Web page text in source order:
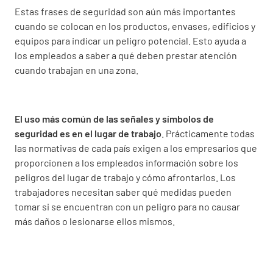
Estas frases de seguridad son aún más importantes
cuando se colocan en los productos, envases, edificios y
equipos para indicar un peligro potencial. Esto ayuda a
los empleados a saber a qué deben prestar atención
cuando trabajan en una zona.
El uso más común de las señales y símbolos de
seguridad es en el lugar de trabajo . Prácticamente todas
las normativas de cada país exigen a los empresarios que
proporcionen a los empleados información sobre los
peligros del lugar de trabajo y cómo afrontarlos. Los
trabajadores necesitan saber qué medidas pueden
tomar si se encuentran con un peligro para no causar
más daños o lesionarse ellos mismos.